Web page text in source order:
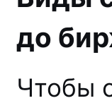
до
Чтобы